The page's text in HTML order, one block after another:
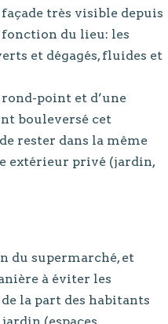
façade très visible depuis
du lieu: les
et dégagés, fluides et
point et d’une
bouleversé cet
rester dans la même
extérieur privé (jardin,
du supermarché, et
à éviter les
la part des habitants